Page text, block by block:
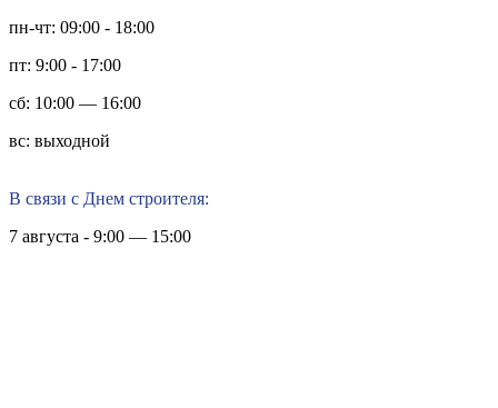
пн-чт: 09:00 - 18:00
пт: 9:00 - 17:00
сб: 10:00 — 16:00
вс: выходной
В связи с Днем строителя:
7 августа - 9:00 — 15:00